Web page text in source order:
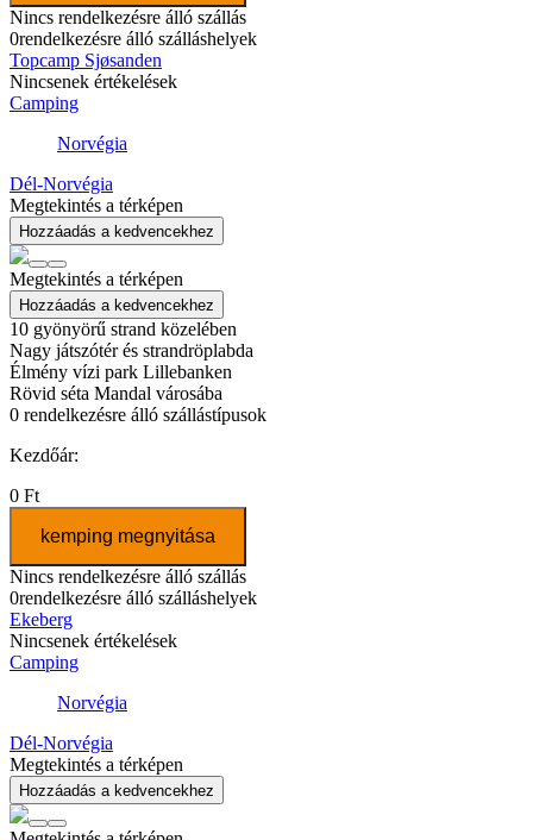
Nincs rendelkezésre álló szállás
0rendelkezésre álló szálláshelyek
Topcamp Sjøsanden
Nincsenek értékelések
Camping
Norvégia
Dél-Norvégia
Megtekintés a térképen
Hozzáadás a kedvencekhez
Megtekintés a térképen
Hozzáadás a kedvencekhez
10 gyönyörű strand közelében
Nagy játszótér és strandröplabda
Élmény vízi park Lillebanken
Rövid séta Mandal városába
0 rendelkezésre álló szállástípusok
Kezdőár:
0 Ft
kemping megnyitása
Nincs rendelkezésre álló szállás
0rendelkezésre álló szálláshelyek
Ekeberg
Nincsenek értékelések
Camping
Norvégia
Dél-Norvégia
Megtekintés a térképen
Hozzáadás a kedvencekhez